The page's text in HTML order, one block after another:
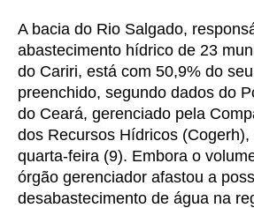
A bacia do Rio Salgado,
abastecimento hídrico de 23
do Cariri, está com 50,9% do
preenchido, segundo dados do
do Ceará, gerenciado pela
dos Recursos Hídricos
quarta-feira (9). Embora o
órgão gerenciador afastou a
desabastecimento de água na